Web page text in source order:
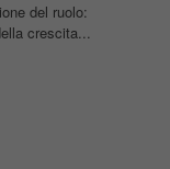
del ruolo:
crescita...